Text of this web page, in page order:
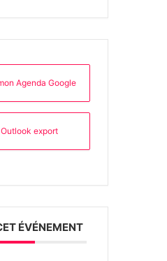
Agenda Google
export
ÉVÉNEMENT